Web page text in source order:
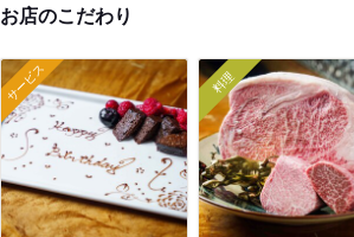
お店のこだわり
サービス 料理